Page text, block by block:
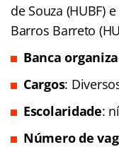
de Souza (HUBF)
Barros Barreto
Banca
Cargos:
Escolaridade:
Número de